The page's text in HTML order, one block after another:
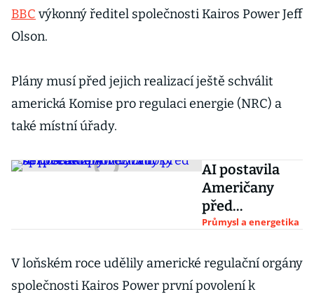
BBC výkonný ředitel společnosti Kairos Power Jeff
Olson.
Plány musí před jejich realizací ještě schválit
americká Komise pro regulaci energie (NRC) a
také místní úřady.
AI postavila
Američany
před
bezprecedentn
bezpečně
zprovoznit
Průmysl a energetika
V loňském roce udělily americké regulační orgány
společnosti Kairos Power první povolení k